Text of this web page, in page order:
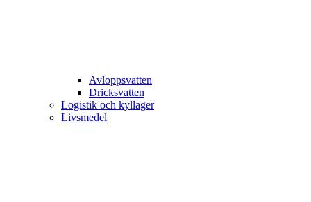
Avloppsvatten
Dricksvatten
Logistik och kyllager
Livsmedel